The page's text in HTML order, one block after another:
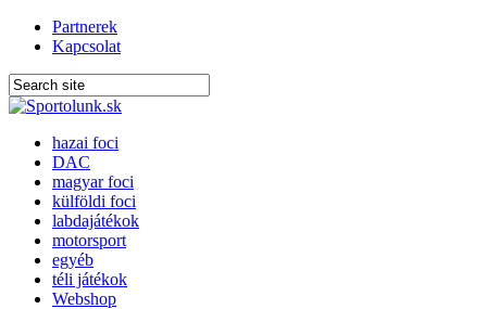
Partnerek
Kapcsolat
hazai foci
DAC
magyar foci
külföldi foci
labdajátékok
motorsport
egyéb
téli játékok
Webshop